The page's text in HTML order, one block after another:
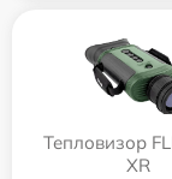
Тепловизор
XR